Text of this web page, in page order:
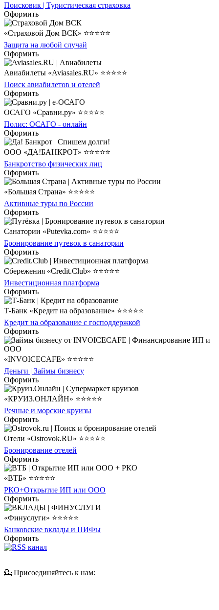
Поисковик | Туристическая страховка
Оформить
«Страховой Дом ВСК» ⭐⭐⭐⭐⭐
Защита на любой случай
Оформить
Авиабилеты «Aviasales.RU» ⭐⭐⭐⭐⭐
Поиск авиабилетов и отелей
Оформить
ОСАГО «Сравни.ру» ⭐⭐⭐⭐⭐
Полис: ОСАГО - онлайн
Оформить
ООО «ДА!БАНКРОТ» ⭐⭐⭐⭐⭐
Банкротство физических лиц
Оформить
«Большая Страна» ⭐⭐⭐⭐⭐
Активные туры по России
Оформить
Санатории «Putevka.com» ⭐⭐⭐⭐⭐
Бронирование путевок в санатории
Оформить
Сбережения «Credit.Club» ⭐⭐⭐⭐⭐
Инвестиционная платформа
Оформить
Т-Банк «Кредит на образование» ⭐⭐⭐⭐⭐
Кредит на образование с господдержкой
Оформить
«INVOICECAFE» ⭐⭐⭐⭐⭐
Деньги | Займы бизнесу
Оформить
«КРУИЗ.ОНЛАЙН» ⭐⭐⭐⭐⭐
Речные и морские круизы
Оформить
Отели «Ostrovok.RU» ⭐⭐⭐⭐⭐
Бронирование отелей
Оформить
«ВТБ» ⭐⭐⭐⭐⭐
РКО+Открытие ИП или ООО
Оформить
«Финуслуги» ⭐⭐⭐⭐⭐
Банковские вклады и ПИФы
Оформить
💁 Присоединяйтесь к нам: